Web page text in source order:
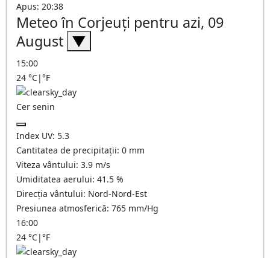
Apus: 20:38
Meteo în Corjeuţi pentru azi, 09
August ▼
15:00
24 °C|°F
Cer senin
Index UV: 5.3
Cantitatea de precipitații: 0 mm
Viteza vântului: 3.9 m/s
Umiditatea aerului: 41.5 %
Direcția vântului: Nord-Nord-Est
Presiunea atmosferică: 765 mm/Hg
16:00
24 °C|°F